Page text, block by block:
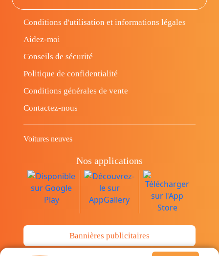
Conditions d'utilisation et informations légales
Aidez-moi
Conseils de sécurité
Politique de confidentialité
Conditions générales de vente
Contactez-nous
Voitures neuves
Nos applications
Bannières publicitaires